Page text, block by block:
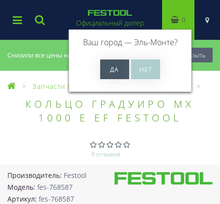
Снизили все цены на 20%, успей купить! Закрыть
Официальный дилер
Ваш город —Эль-Монте?
0
Запчасти Festool
КОЛЬЦО ГРАДУИРО MX
1000 E EF FESTOOL
0 отзывов
Производитель: Festool
Модель: fes-768587
Артикул: fes-768587